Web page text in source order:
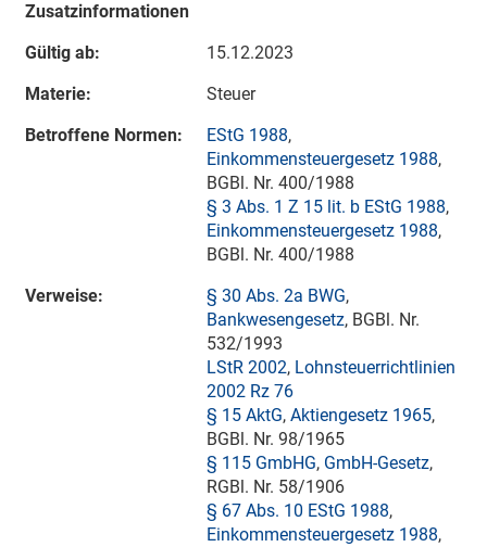
Zusatzinformationen
Gültig ab:
15.12.2023
Materie:
Steuer
Betroffene Normen:
EStG 1988,
Einkommensteuergesetz 1988,
BGBl. Nr. 400/1988
§ 3 Abs. 1 Z 15 lit. b EStG 1988,
Einkommensteuergesetz 1988,
BGBl. Nr. 400/1988
Verweise:
§ 30 Abs. 2a BWG,
Bankwesengesetz, BGBl. Nr.
532/1993
LStR 2002, Lohnsteuerrichtlinien
2002 Rz 76
§ 15 AktG, Aktiengesetz 1965,
BGBl. Nr. 98/1965
§ 115 GmbHG, GmbH-Gesetz,
RGBl. Nr. 58/1906
§ 67 Abs. 10 EStG 1988,
Einkommensteuergesetz 1988,